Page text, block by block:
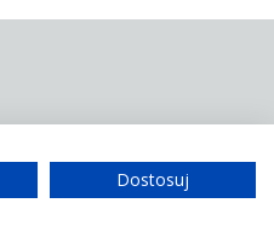
Dostosuj